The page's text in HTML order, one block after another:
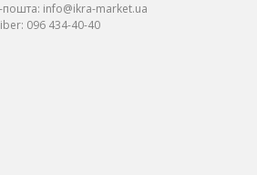
пошта: info@ikra-market.ua
096 434-40-40